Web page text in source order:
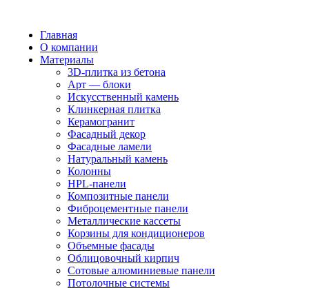
Главная
О компании
Материалы
3D-плитка из бетона
Арт — блоки
Искусственный камень
Клинкерная плитка
Керамогранит
Фасадный декор
Фасадные ламели
Натуральный камень
Колонны
HPL-панели
Композитные панели
Фиброцементные панели
Металлические кассеты
Корзины для кондиционеров
Объемные фасады
Облицовочный кирпич
Сотовые алюминиевые панели
Потолочные системы